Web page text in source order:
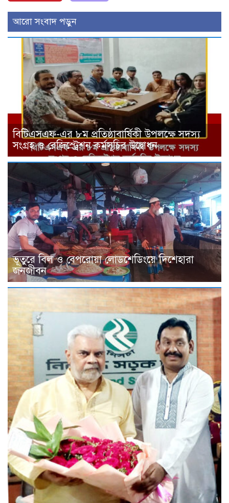
আরো সংবাদ পড়ুন
বিটিএসএফ-এর ৮ম প্রতিষ্ঠাবার্ষিকী উপলক্ষে সদস্য
সংগ্রহ ও রেজিস্ট্রেশন কর্মসূচির উদ্বোধন
​ভূতুরে বিল ও বেপরোয়া লোডশেডিংয়ে দিশেহারা
জনজীবন